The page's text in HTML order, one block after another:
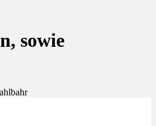
sowie